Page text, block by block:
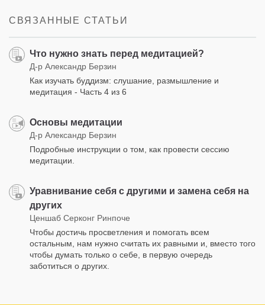
СВЯЗАННЫЕ СТАТЬИ
Что нужно знать перед медитацией?
Д-р Александр Берзин
Как изучать буддизм: слушание, размышление и
медитация - Часть 4 из 6
Основы медитации
Д-р Александр Берзин
Подробные инструкции о том, как провести сессию
медитации.
Уравнивание себя с другими и замена себя на
других
Ценшаб Серконг Ринпоче
Чтобы достичь просветления и помогать всем
остальным, нам нужно считать их равными и, вместо того
чтобы думать только о себе, в первую очередь
заботиться о других.